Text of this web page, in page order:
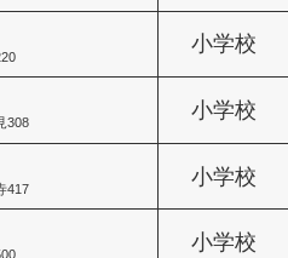
小学校
308
小学校
417
小学校
小学校